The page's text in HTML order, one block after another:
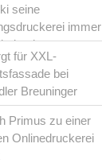
seine
immer
hat
für XXL-
bei
Breuninger
Primus zu einer
Onlinedruckerei